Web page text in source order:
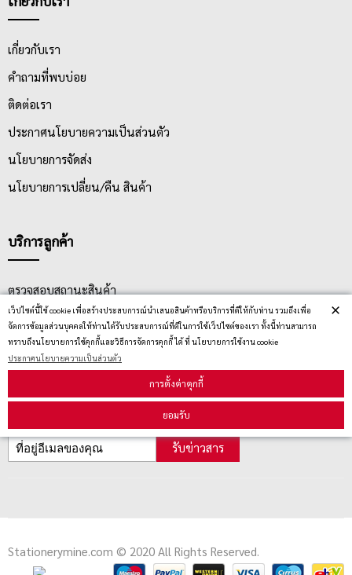
เว็ปไซต์นี้ใช้ cookie เพื่อสร้างประสบการณ์นำเสนอสินค้าหรือบริการที่ดีให้กับท่าน รวมถึงเพื่อ
จัดการข้อมูลส่วนบุคคลให้ท่านได้รับประสบการณ์ที่ดีในการใช้เว็ปไซต์ของเรา ทั้งนี้ท่านสามารถ
ทราบถึงนโยบายการใช้คุกกี้และวิธีการจัดการคุกกี้ ได้ ที่ นโยบายการใช้งาน cookie
ประกาศนโยบายความเป็นส่วนตัว
การตั้งค่าคุกกี้
ยอมรับ
×
เกี่ยวกับเรา
คำถามที่พบบ่อย
ติดต่อเรา
ประกาศนโยบายความเป็นส่วนตัว
นโยบายการจัดส่ง
นโยบายการเปลี่ยน/คืน สินค้า
บริการลูกค้า
ตรวจสอบสถานะสินค้า
คู่มือนักช้อป
วิธีลบคุกกี้
สมัครรับข่าวสาร
รับข่าวสาร
Stationerymine.com © 2020 All Rights Reserved.